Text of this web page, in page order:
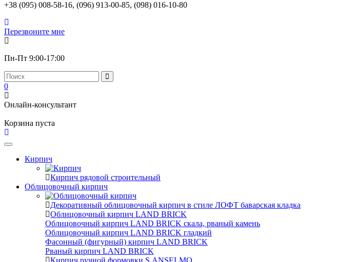
+38 (095) 008-58-16, (096) 913-00-85, (098) 016-10-80
Перезвоните мне
Пн-Пт 9:00-17:00
0
Онлайн-консультант
Корзина пуста
Toggle
navigationКирпич
Кирпич рядовой строительный
Облицовочный кирпич
Декоративный облицовочный кирпич в стиле ЛОФТ баварская кладка
Облицовочный кирпич LAND BRICK
Облицовочный кирпич LAND BRICK скала, рваный камень
Облицовочный кирпич LAND BRICK гладкий
Фасонный (фигурный) кирпич LAND BRICK
Рваный кирпич LAND BRICK
Кирпич ручной формовки S.ANSELMO